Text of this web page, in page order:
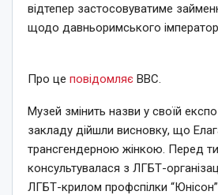
відтепер застосовуватиме
щодо давньоримського
Про це повідомляє BBC.
Музей змінить назви у своїй
закладу дійшли висновку, що
трансгендерною жінкою. Перед
консультувалася з ЛГБТ-
ЛГБТ-крилом профспілки